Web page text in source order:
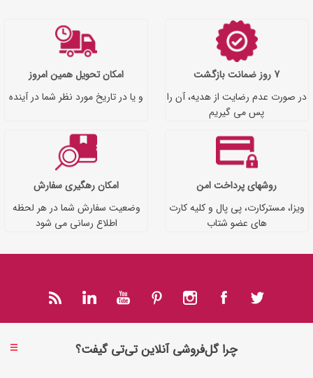
7 روز ضمانت بازگشت
در صورت عدم رضایت از هدیه، آن را
پس می گیریم
امکان تحویل همین امروز
و یا در تاریخ مورد نظر شما در آینده
روشهای پرداخت امن
ویزا، مسترکارت، پی پال و کلیه کارت
های عضو شتاب
امکان رهگیری سفارش
وضعیت سفارش شما در هر لحظه
اطلاع رسانی می شود
چرا گل‌فروشی آنلاین تی‌تی گیفت؟